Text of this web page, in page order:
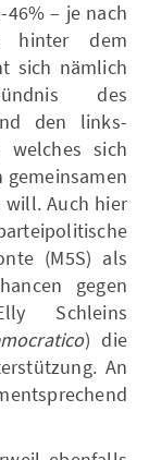
– je nach
hinter dem
sich nämlich
des
den links-
welches sich
will. Auch hier
(M5S) als
gegen
Schleins
) die
An